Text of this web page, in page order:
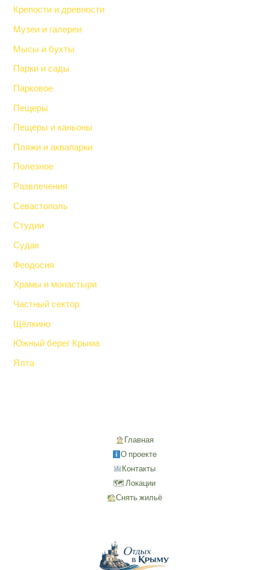
Крепости и древности
Музеи и галереи
Мысы и бухты
Парки и сады
Парковое
Пещеры
Пещеры и каньоны
Пляжи и аквапарки
Полезное
Развлечения
Севастополь
Студии
Судак
Феодосия
Храмы и монастыри
Частный сектор
Щёлкино
Южный берег Крыма
Ялта
Главная
О проекте
Контакты
🗺 Локации
Снять жильё